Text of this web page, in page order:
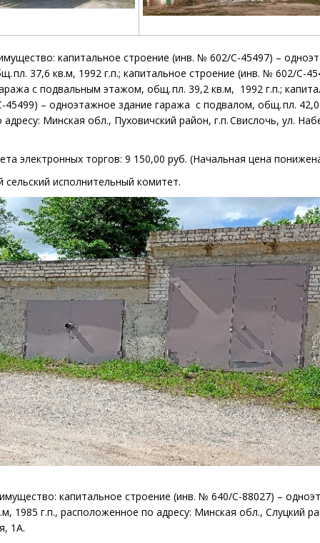
капитальное строение (инв. № 602/С-45497) –
пл. 37,6 кв.м, 1992 г.п.; капитальное строение (инв. № 602/С-
с подвальным этажом, общ.пл. 39,2 кв.м, 1992 г.п.;
– одноэтажное здание гаража с подвалом, общ.пл.
Минская обл., Пуховичский район, г.п. Свислочь, ул.
электронных торгов: 9 150,00 руб. (Начальная цена
сельский исполнительный комитет.
капитальное строение (инв. № 640/С-88027) –
1985 г.п., расположенное по адресу: Минская обл., Слуцкий
1А.